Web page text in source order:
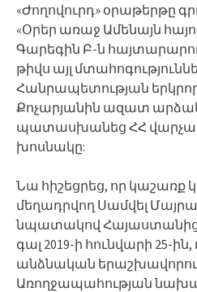
«Ժողովուրդ» օրաթերթը
«Օրեր առաջ Ամենայն
Գարեգին Բ-ն
թիվս այլ
Հանրապետության
Քոչարյանին ազատ
պատասխանեց ՀՀ
խոսնակը:
Նա հիշեցրեց, որ կաշառք
մեղադրվող Սամվել
նպատակով Հայաստանից
գալ 2019-ի հունվարի 25-
անձնական
Առողջապահության